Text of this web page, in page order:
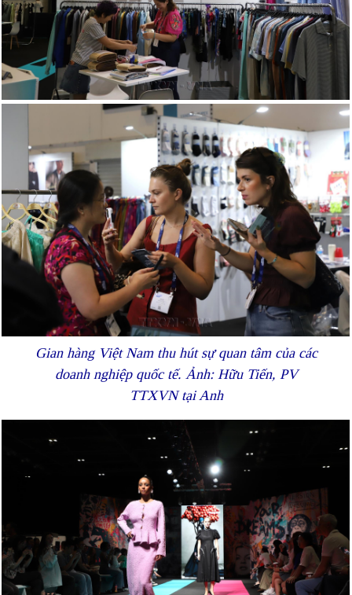
Gian hàng Việt Nam thu hút sự quan tâm của các
doanh nghiệp quốc tế. Ảnh: Hữu Tiến, PV
TTXVN tại Anh